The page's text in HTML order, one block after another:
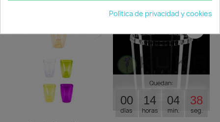
Quedan:
00
días
14
horas
04
min.
37
seg.
Política de privacidad y cookies